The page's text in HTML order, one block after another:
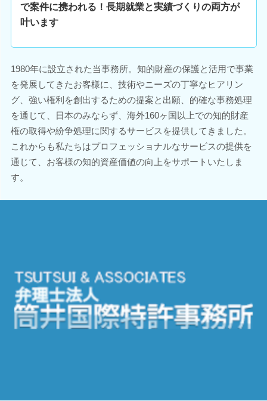
で案件に携われる！長期就業と実績づくりの両方が
叶います
1980年に設立された当事務所。知的財産の保護と活用で事業
を発展してきたお客様に、技術やニーズの丁寧なヒアリン
グ、強い権利を創出するための提案と出願、的確な事務処理
を通じて、日本のみならず、海外160ヶ国以上での知的財産
権の取得や紛争処理に関するサービスを提供してきました。
これからも私たちはプロフェッショナルなサービスの提供を
通じて、お客様の知的資産価値の向上をサポートいたしま
す。